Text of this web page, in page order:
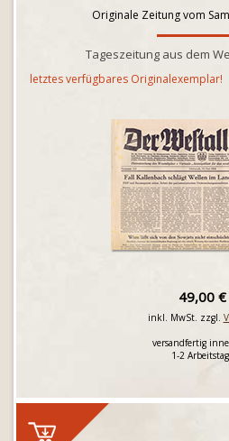
Originale Zeitung vom
Tageszeitung aus dem
letztes verfügbares Originalexemplar!
49,00 €
inkl. MwSt. zzgl.
versandfertig
1-2